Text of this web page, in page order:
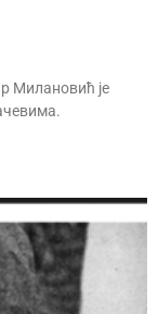
Милановић је